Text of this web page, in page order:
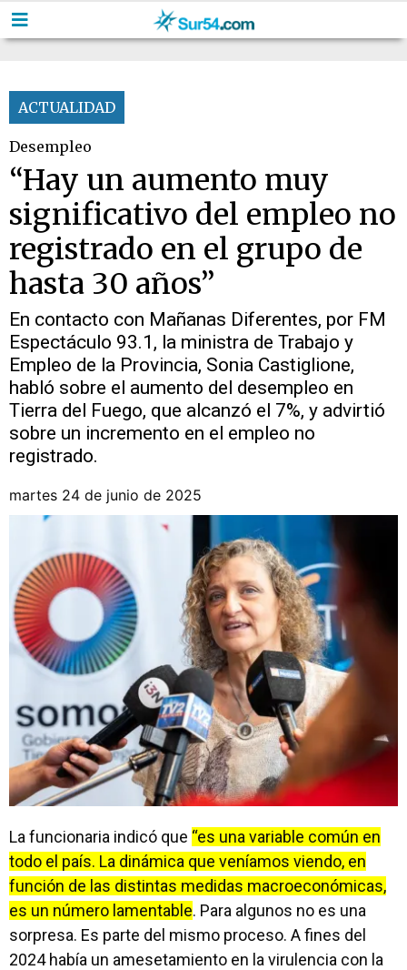
ACTUALIDAD
Desempleo
“Hay un aumento muy
significativo del empleo no
registrado en el grupo de
hasta 30 años”
En contacto con Mañanas Diferentes, por FM
Espectáculo 93.1, la ministra de Trabajo y
Empleo de la Provincia, Sonia Castiglione,
habló sobre el aumento del desempleo en
Tierra del Fuego, que alcanzó el 7%, y advirtió
sobre un incremento en el empleo no
registrado.
martes 24 de junio de 2025
La funcionaria indicó que “es una variable común en
todo el país. La dinámica que veníamos viendo, en
función de las distintas medidas macroeconómicas,
es un número lamentable. Para algunos no es una
sorpresa. Es parte del mismo proceso. A fines del
2024 había un amesetamiento en la virulencia con la